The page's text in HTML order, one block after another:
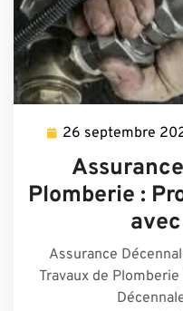
26 septembre
Plomberie :
Assurance
Travaux de